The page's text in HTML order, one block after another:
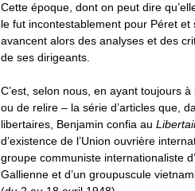
Cette époque, dont on peut dire
le fut incontestablement pour Péret
avancent alors des analyses et des
de ses dirigeants.
C’est, selon nous, en ayant toujours
ou de relire – la série d’articles que,
libertaires, Benjamin confia au
d’existence de l’Union ouvrière
groupe communiste internationaliste
Gallienne et d’un groupuscule